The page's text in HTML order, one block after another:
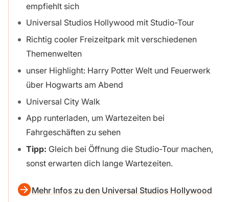
empfiehlt sich
Universal Studios Hollywood mit Studio-Tour
Richtig cooler Freizeitpark mit verschiedenen
Themenwelten
unser Highlight: Harry Potter Welt und Feuerwerk
über Hogwarts am Abend
Universal City Walk
App runterladen, um Wartezeiten bei
Fahrgeschäften zu sehen
Tipp: Gleich bei Öffnung die Studio-Tour machen,
sonst erwarten dich lange Wartezeiten.
Mehr Infos zu den Universal Studios Hollywood